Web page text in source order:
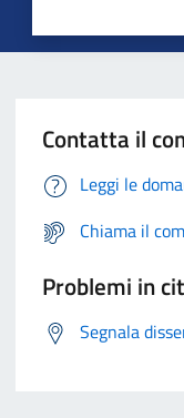
Contatta il
Leggi le
Chiama il
Problemi in
Segnala